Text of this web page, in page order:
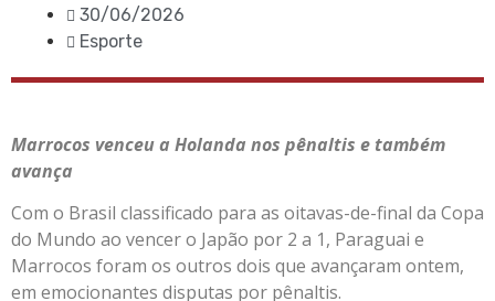
30/06/2026
Esporte
Marrocos venceu a Holanda nos pênaltis e também
avança
Com o Brasil classificado para as oitavas-de-final da Copa
do Mundo ao vencer o Japão por 2 a 1, Paraguai e
Marrocos foram os outros dois que avançaram ontem,
em emocionantes disputas por pênaltis.